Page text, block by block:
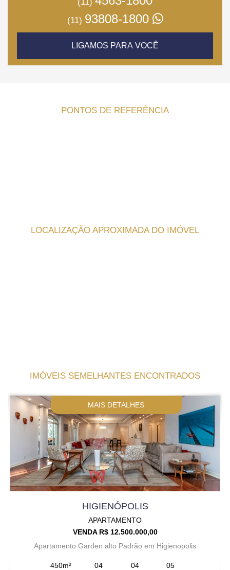
(11) 93808-1800
LIGAMOS PARA VOCÊ
PONTOS DE REFERÊNCIA
LOCALIZAÇÃO APROXIMADA DO IMÓVEL
IMÓVEIS SEMELHANTES ENCONTRADOS
MAIS DETALHES
HIGIENÓPOLIS
APARTAMENTO
VENDA R$ 12.500.000,00
Apartamento Garden alto Padrão em Higienopolis
450m²
04
04
05